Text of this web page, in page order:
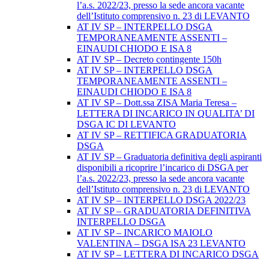
l’a.s. 2022/23, presso la sede ancora vacante
dell’Istituto comprensivo n. 23 di LEVANTO
AT IV SP – INTERPELLO DSGA
TEMPORANEAMENTE ASSENTI –
EINAUDI CHIODO E ISA 8
AT IV SP – Decreto contingente 150h
AT IV SP – INTERPELLO DSGA
TEMPORANEAMENTE ASSENTI –
EINAUDI CHIODO E ISA 8
AT IV SP – Dott.ssa ZISA Maria Teresa –
LETTERA DI INCARICO IN QUALITA’ DI
DSGA IC DI LEVANTO
AT IV SP – RETTIFICA GRADUATORIA
DSGA
AT IV SP – Graduatoria definitiva degli aspiranti
disponibili a ricoprire l’incarico di DSGA per
l’a.s. 2022/23, presso la sede ancora vacante
dell’Istituto comprensivo n. 23 di LEVANTO
AT IV SP – INTERPELLO DSGA 2022/23
AT IV SP – GRADUATORIA DEFINITIVA
INTERPELLO DSGA
AT IV SP – INCARICO MAIOLO
VALENTINA – DSGA ISA 23 LEVANTO
AT IV SP – LETTERA DI INCARICO DSGA